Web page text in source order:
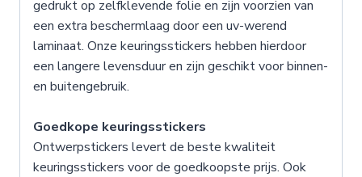
gedrukt op zelfklevende folie en zijn voorzien van
een extra beschermlaag door een uv-werend
laminaat. Onze keuringsstickers hebben hierdoor
een langere levensduur en zijn geschikt voor binnen-
en buitengebruik.
Goedkope keuringsstickers
Ontwerpstickers levert de beste kwaliteit
keuringsstickers voor de goedkoopste prijs. Ook